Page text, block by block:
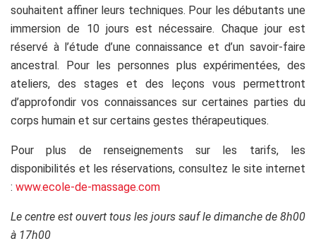
souhaitent affiner leurs techniques. Pour les débutants une
immersion de 10 jours est nécessaire. Chaque jour est
réservé à l’étude d’une connaissance et d’un savoir-faire
ancestral. Pour les personnes plus expérimentées, des
ateliers, des stages et des leçons vous permettront
d’approfondir vos connaissances sur certaines parties du
corps humain et sur certains gestes thérapeutiques.
Pour plus de renseignements sur les tarifs, les
disponibilités et les réservations, consultez le site internet
: www.ecole-de-massage.com
Le centre est ouvert tous les jours sauf le dimanche de 8h00
à 17h00